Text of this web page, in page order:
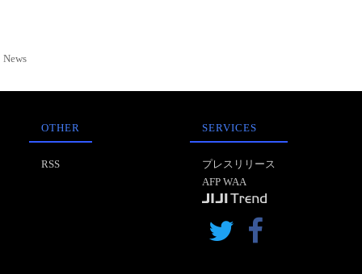
OTHER
RSS
SERVICES
プレスリリース
AFP WAA